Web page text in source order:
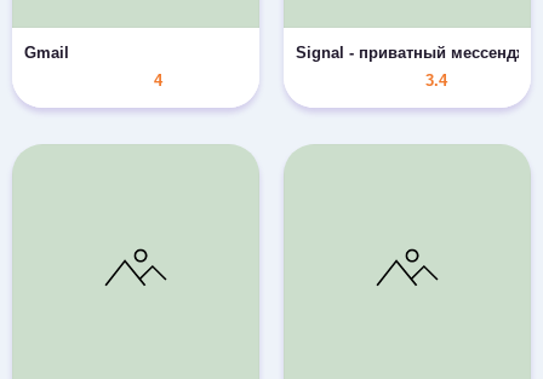
Gmail
4
Signal - приватный
3.4